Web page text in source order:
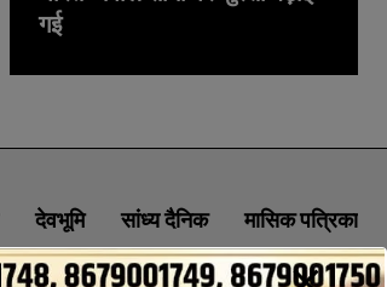
गई
देवभूमि सांध्य दैनिक मासिक पत्रिका
PRIVACY POLICY NEWSLETTER